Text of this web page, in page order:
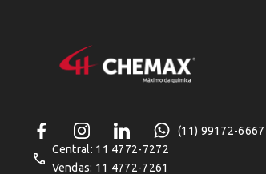
(11) 99172-6667
Central: 11 4772-7272
Vendas: 11 4772-7261